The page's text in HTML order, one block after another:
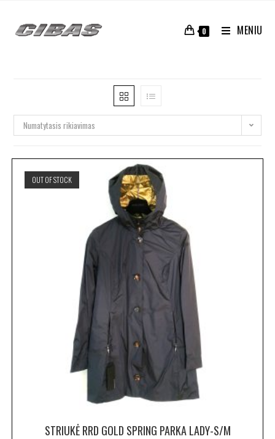
0 MENIU
Numatytasis rikiavimas
OUT OF STOCK
STRIUKĖ RRD GOLD SPRING PARKA LADY-S/M